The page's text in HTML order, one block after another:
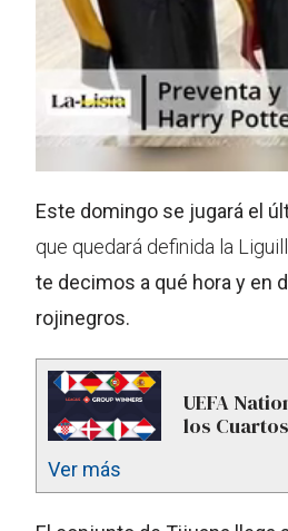
Este domingo se jugará el
que quedará definida la
te decimos a qué hora y en
rojinegros.
UEFA
los
Ver más